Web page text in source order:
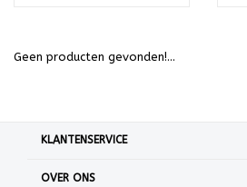
Geen producten gevonden!...
KLANTENSERVICE
OVER ONS